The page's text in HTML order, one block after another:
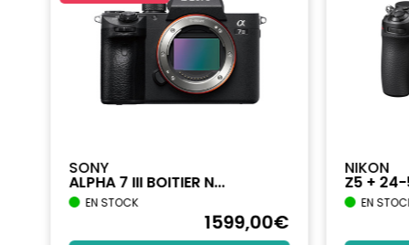
SONY
ALPHA 7 III BOITIER N...
EN STOCK
1599,00€
NIKON
Z5 +
EN